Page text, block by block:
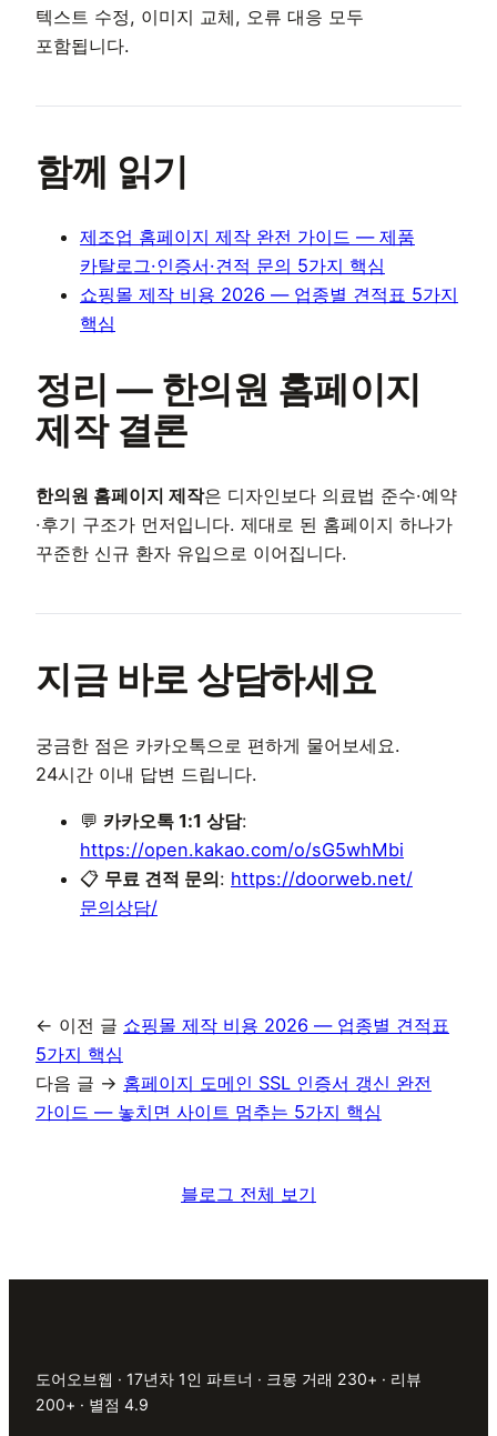
텍스트 수정, 이미지 교체, 오류 대응 모두
포함됩니다.
함께 읽기
제조업 홈페이지 제작 완전 가이드 — 제품
카탈로그·인증서·견적 문의 5가지 핵심
쇼핑몰 제작 비용 2026 — 업종별 견적표 5가지
핵심
정리 — 한의원 홈페이지
제작 결론
한의원 홈페이지 제작은 디자인보다 의료법 준수·예약
·후기 구조가 먼저입니다. 제대로 된 홈페이지 하나가
꾸준한 신규 환자 유입으로 이어집니다.
지금 바로 상담하세요
궁금한 점은 카카오톡으로 편하게 물어보세요.
24시간 이내 답변 드립니다.
💬 카카오톡 1:1 상담:
https://open.kakao.com/o/sG5whMbi
📋 무료 견적 문의: https://doorweb.net/
문의상담/
← 이전 글 쇼핑몰 제작 비용 2026 — 업종별 견적표
5가지 핵심
다음 글 → 홈페이지 도메인 SSL 인증서 갱신 완전
가이드 — 놓치면 사이트 멈추는 5가지 핵심
블로그 전체 보기
도어오브웹 · 17년차 1인 파트너 · 크몽 거래 230+ · 리뷰
200+ · 별점 4.9